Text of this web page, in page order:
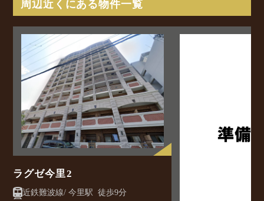
周辺近くにある物件一覧
ラグゼ今里2
近鉄難波線/ 今里駅 徒歩9分